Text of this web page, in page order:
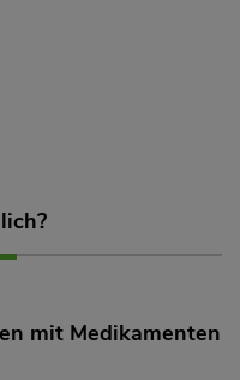
mit Medikamenten